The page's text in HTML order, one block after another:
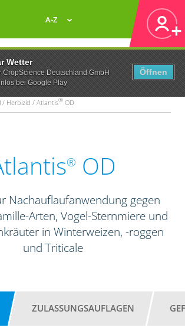
Wetter
CropScience Deutschland GmbH
bei Google Play
Öffnen
A-Z
/ Herbizid / Atlantis® OD
® OD
Nachauflaufanwendung gegen
Arten, Vogel-Sternmiere und
in Winterweizen, -roggen
und Triticale
ZULASSUNGSAUFLAGEN